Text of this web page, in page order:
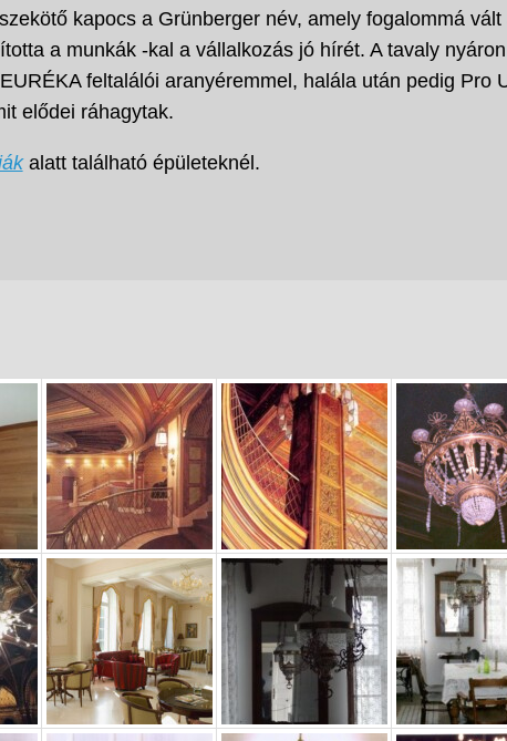
kapocs a Grünberger név, amely fogalommá
a munkák -kal a vállalkozás jó hírét. A tavaly
feltalálói aranyéremmel, halála után pedig Pro
elődei ráhagytak.
alatt található épületeknél.